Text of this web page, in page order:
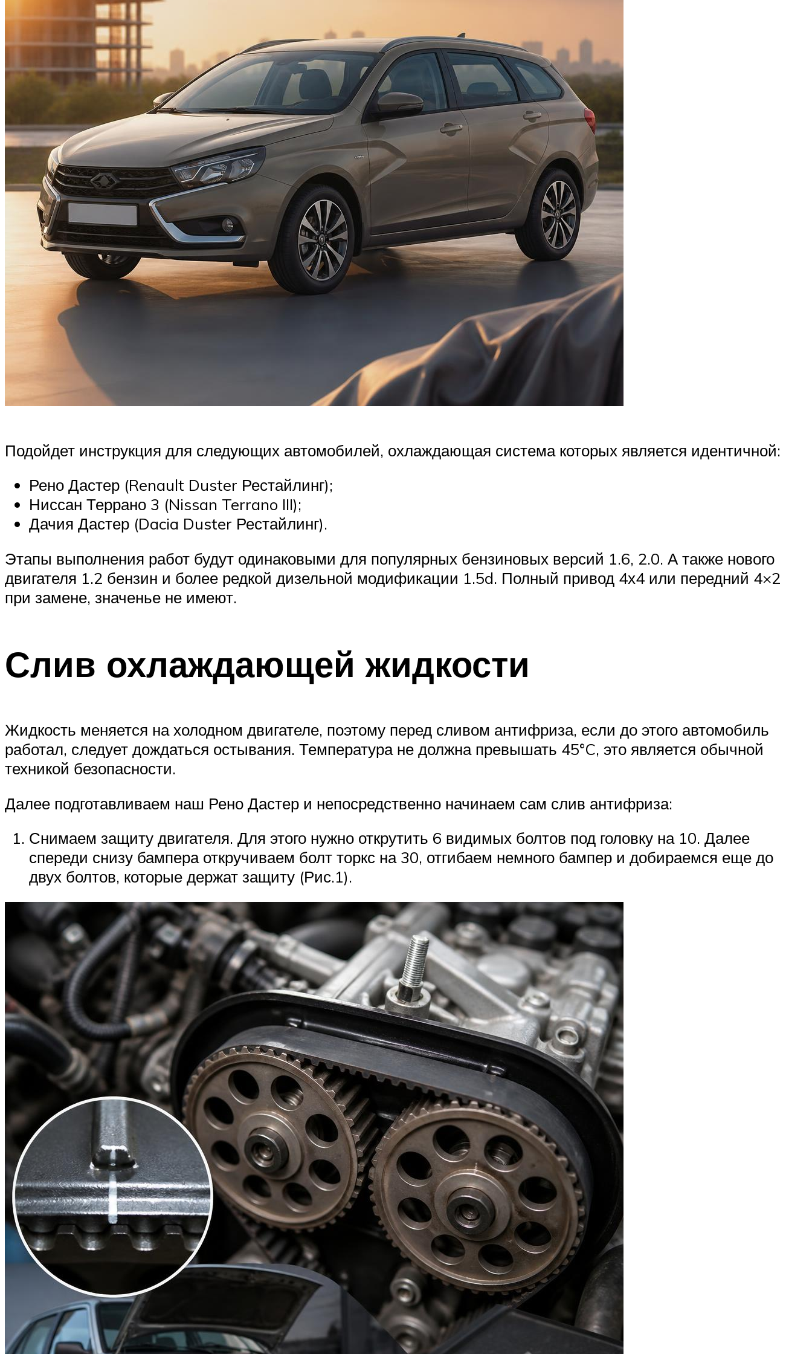
Меню
Подойдет инструкция для следующих автомобилей, охлаждающая система которых является идентичной:
Рено Дастер (Renault Duster Рестайлинг);
Ниссан Террано 3 (Nissan Terrano III);
Дачия Дастер (Dacia Duster Рестайлинг).
Этапы выполнения работ будут одинаковыми для популярных бензиновых версий 1.6, 2.0. А также нового
двигателя 1.2 бензин и более редкой дизельной модификации 1.5d. Полный привод 4х4 или передний 4×2
при замене, значенье не имеют.
Слив охлаждающей жидкости
Жидкость меняется на холодном двигателе, поэтому перед сливом антифриза, если до этого автомобиль
работал, следует дождаться остывания. Температура не должна превышать 45°C, это является обычной
техникой безопасности.
Далее подготавливаем наш Рено Дастер и непосредственно начинаем сам слив антифриза:
Снимаем защиту двигателя. Для этого нужно открутить 6 видимых болтов под головку на 10. Далее
спереди снизу бампера откручиваем болт торкс на 30, отгибаем немного бампер и добираемся еще до
двух болтов, которые держат защиту (Рис.1).